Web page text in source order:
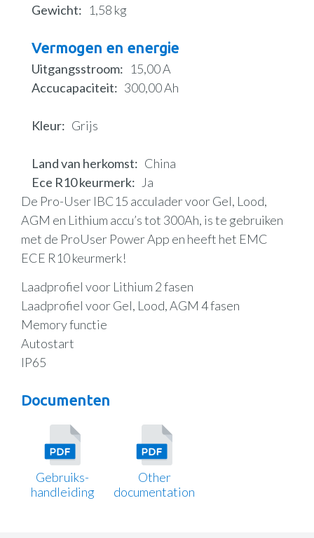
Gewicht
1,58 kg
Vermogen en energie
Uitgangsstroom
15,00 A
Accucapaciteit
300,00 Ah
Kleur Grijs
Land van herkomst
China
Ece R10 keurmerk
Ja
De Pro-User IBC15 acculader voor Gel, Lood,
AGM en Lithium accu’s tot 300Ah, is te gebruiken
met de ProUser Power App en heeft het EMC
ECE R10 keurmerk!
Laadprofiel voor Lithium 2 fasen
Laadprofiel voor Gel, Lood, AGM 4 fasen
Memory functie
Autostart
IP65
Documenten
Gebruiks-
handleiding
Other
documentation